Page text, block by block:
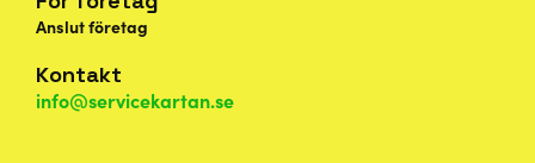
Anslut företag
Kontakt
info@servicekartan.se